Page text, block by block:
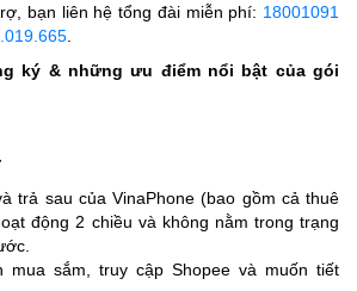
bạn liên hệ tổng đài miễn phí: 18001091
.
ký & những ưu điểm nổi bật của gói
trả sau của VinaPhone (bao gồm cả thuê
động 2 chiều và không nằm trong trạng
mua sắm, truy cập Shopee và muốn tiết